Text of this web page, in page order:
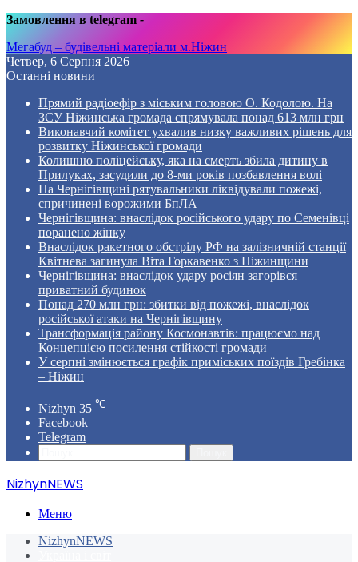
Замовлення в telegram -
Мегабуд – будівельні матеріали м.Ніжин
Четвер, 6 Серпня 2026
Останні новини
Прямий радіоефір з міським головою О. Кодолою. На
ЗСУ Ніжинська громада спрямувала понад 613 млн грн
Виконавчий комітет ухвалив низку важливих рішень для
розвитку Ніжинської громади
Колишню поліцейську, яка на смерть збила дитину в
Прилуках, засудили до 8-ми років позбавлення волі
На Чернігівщині рятувальники ліквідували пожежі,
спричинені ворожими БпЛА
Чернігівщина: внаслідок російського удару по Семенівці
поранено жінку
Внаслідок ракетного обстрілу РФ на залізничній станції
Квітнева загинула Віта Горкавенко з Ніжинщини
Чернігівщина: внаслідок удару росіян загорівся
приватний будинок
Понад 270 млн грн: збитки від пожежі, внаслідок
російської атаки на Чернігівщину
Трансформація району Космонавтів: працюємо над
Концепцією посилення стійкості громади
У серпні змінюється графік приміських поїздів Гребінка
– Ніжин
Nizhyn 35 ℃
Facebook
Telegram
NizhynNEWS
Меню
NizhynNEWS